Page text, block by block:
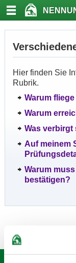
Hier finden Sie
Rubrik.
Warum
Warum
Was
Auf meinem
Warum
bestätigen?